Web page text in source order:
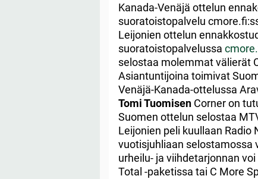
Kanada-Venäjä ottelun
suoratoistopalvelu
Leijonien ottelun
suoratoistopalvelussa
selostaa molemmat välierät
Asiantuntijoina toimivat
Venäjä-Kanada-ottelussa
Tomi Tuomisen Corner on
Suomen ottelun selostaa
Leijonien peli kuullaan Radio
vuotisjuhliaan selostamossa
urheilu- ja viihdetarjonnan
Total -paketissa tai C More